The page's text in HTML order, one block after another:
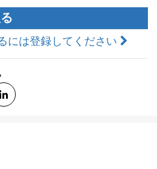
止
には登録してください
